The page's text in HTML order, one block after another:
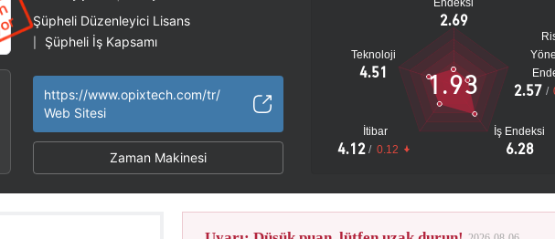
Şüpheli Düzenleyici Lisans
Şüpheli İş Kapsamı
https://www.opixtech.com/tr/
Web Sitesi
Zaman Makinesi
Endeksi
2.69
Teknoloji
4.51
İtibar
4.12 / 0.12
İş Endeksi
6.28
2.57 /
1.93